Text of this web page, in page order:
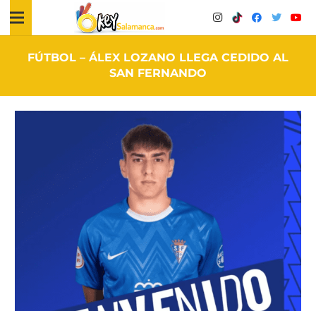
FÚTBOL – ÁLEX LOZANO LLEGA CEDIDO AL
SAN FERNANDO